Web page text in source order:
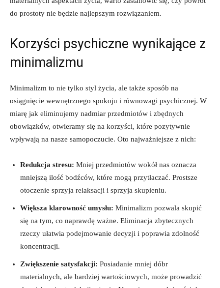
do⁢ prostoty nie będzie najlepszym ‌rozwiązaniem.
Korzyści psychiczne wynikające z
minimalizmu
Minimalizm to nie tylko styl życia, ale także ‍sposób na
osiągnięcie ⁢wewnętrznego spokoju i równowagi psychicznej. W
miarę jak⁤ eliminujemy nadmiar przedmiotów i zbędnych
obowiązków, otwieramy się na korzyści, które pozytywnie
wpływają na nasze samopoczucie. Oto najważniejsze z nich:
Redukcja stresu: Mniej przedmiotów wokół⁤ nas‍ oznacza
mniejszą ilość bodźców,⁣ które mogą ‍przytłaczać. Prostsze
otoczenie sprzyja relaksacji i sprzyja skupieniu.
Większa klarowność umysłu: ⁤Minimalizm pozwala skupić
się na tym, co naprawdę ważne.​ Eliminacja zbytecznych
rzeczy ułatwia podejmowanie decyzji i poprawia zdolność
koncentracji.
Zwiększenie‌ satysfakcji: Posiadanie mniej dóbr
materialnych, ale bardziej ​wartościowych, może⁢ prowadzić⁢